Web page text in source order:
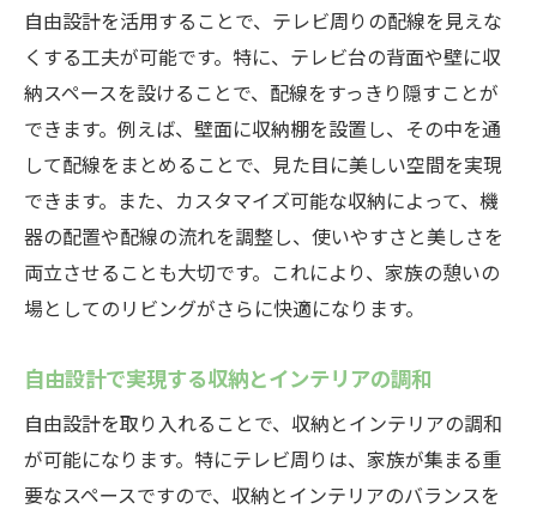
中津川市で自由設計を活かしたテレビ周りの収
納プランニング
プランニングの基本ステップ
家族全員の意見を取り入れた収納計画
中津川市の気候に適した収納術
収納スペースのゾーニング
デザインと機能の融合
将来を見据えた収納プラン
自由設計を活用することで、テレビ周りの配線を見えな
くする工夫が可能です。特に、テレビ台の背面や壁に収
納スペースを設けることで、配線をすっきり隠すことが
できます。例えば、壁面に収納棚を設置し、その中を通
して配線をまとめることで、見た目に美しい空間を実現
できます。また、カスタマイズ可能な収納によって、機
器の配置や配線の流れを調整し、使いやすさと美しさを
両立させることも大切です。これにより、家族の憩いの
場としてのリビングがさらに快適になります。
自由設計で実現する収納とインテリアの調和
自由設計を取り入れることで、収納とインテリアの調和
が可能になります。特にテレビ周りは、家族が集まる重
要なスペースですので、収納とインテリアのバランスを